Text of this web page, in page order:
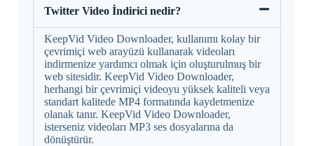
Twitter Video İndirici nedir?
KeepVid Video Downloader, kullanımı kolay bir
çevrimiçi web arayüzü kullanarak videoları
indirmenize yardımcı olmak için oluşturulmuş bir
web sitesidir. KeepVid Video Downloader,
herhangi bir çevrimiçi videoyu yüksek kaliteli veya
standart kalitede MP4 formatında kaydetmenize
olanak tanır. KeepVid Video Downloader,
isterseniz videoları MP3 ses dosyalarına da
dönüştürür.